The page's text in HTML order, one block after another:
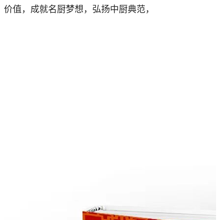
价值，成就名厨梦想，弘扬中厨典范，